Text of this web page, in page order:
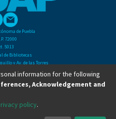
de Puebla
72000
5013
de Bibliotecas
y Av. de las Torres
Col. San Manuel
2295500 Ext 2901
information for the following
Acknowledgement and
policy.